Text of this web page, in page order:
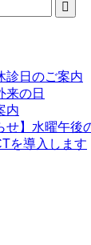
診日のご案内
来の日
内
せ】水曜午後
を導入します